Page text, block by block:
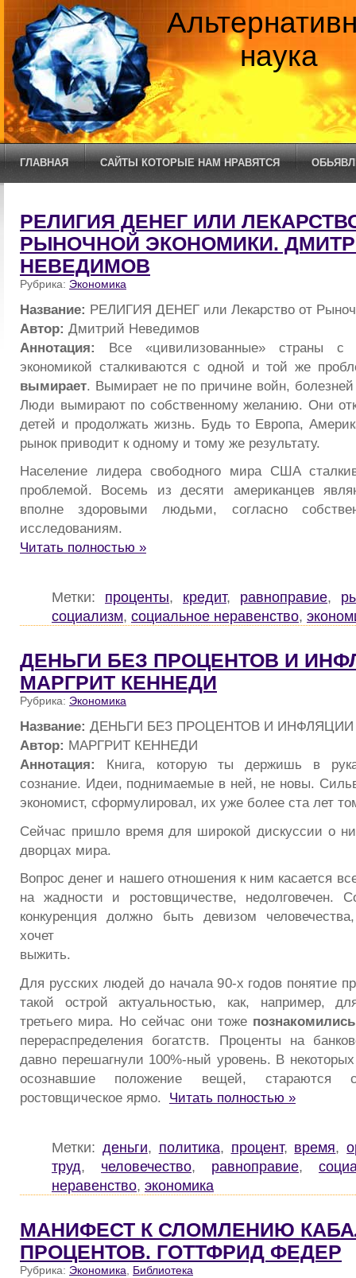
наука
ГЛАВНАЯ САЙТЫ КОТОРЫЕ НАМ НРАВЯТСЯ
РЕЛИГИЯ ДЕНЕГ ИЛИ
РЫНОЧНОЙ ЭКОНОМИКИ.
НЕВЕДИМОВ
Рубрика: Экономика
Название: РЕЛИГИЯ ДЕНЕГ или Лекарство от
Автор: Дмитрий Неведимов
Аннотация: Все «цивилизованные» страны с
экономикой сталкиваются с одной и той же
вымирает. Вымирает не по причине войн,
Люди вымирают по собственному желанию. Они
детей и продолжать жизнь. Будь то Европа,
рынок приводит к одному и тому же результату.
Население лидера свободного мира США
проблемой. Восемь из десяти американцев
вполне здоровыми людьми, согласно
исследованиям.
Читать полностью »
Метки: проценты, кредит, равноправие,
социализм, социальное неравенство,
ДЕНЬГИ БЕЗ ПРОЦЕНТОВ И
МАРГРИТ КЕННЕДИ
Рубрика: Экономика
Название: ДЕНЬГИ БЕЗ ПРОЦЕНТОВ И ИНФЛЯЦИИ
Автор: МАРГРИТ КЕННЕДИ
Аннотация: Книга, которую ты держишь в
сознание. Идеи, поднимаемые в ней, не новы.
экономист, сформулировал, их уже более ста лет
Сейчас пришло время для широкой дискуссии о
дворцах мира.
Вопрос денег и нашего отношения к ним касается
на жадности и ростовщичестве, недолговечен.
конкуренция должно быть девизом
хочет
выжить.
Для русских людей до начала 90-х годов понятие
такой острой актуальностью, как, например,
третьего мира. Но сейчас они тоже познакомились
перераспределения богатств. Проценты на
давно перешагнули 100%-ный уровень. В
осознавшие положение вещей, стараются
ростовщическое ярмо. Читать полностью »
Метки: деньги, политика, процент, время,
труд, человечество, равноправие,
неравенство, экономика
МАНИФЕСТ К СЛОМЛЕНИЮ
ПРОЦЕНТОВ. ГОТТФРИД ФЕДЕР
Рубрика: Экономика Библиотека